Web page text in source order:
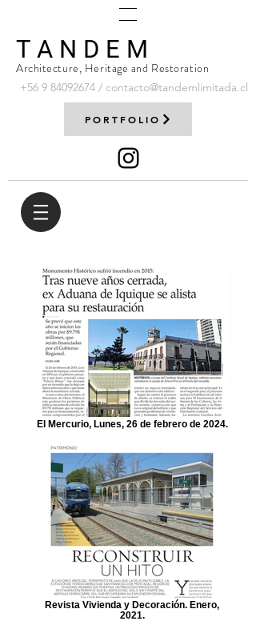
T A N D E M
Architecture, Heritage and Restoration
+56 9 84092674 / contacto@tandemlimitada.cl
PORTFOLIO
El Mercurio, Lunes, 26 de febrero de 2024.
Revista Vivienda y Decoración. Enero,
2021.